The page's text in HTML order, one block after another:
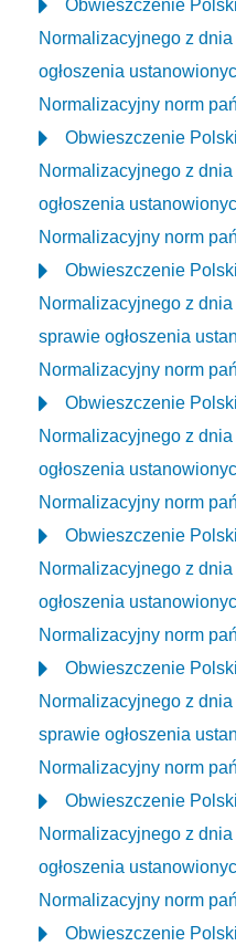
Obwieszczenie
Normalizacyjnego z
ogłoszenia
Normalizacyjny norm
Obwieszczenie
Normalizacyjnego z
ogłoszenia
Normalizacyjny norm
Obwieszczenie
Normalizacyjnego z
sprawie ogłoszenia
Normalizacyjny norm
Obwieszczenie
Normalizacyjnego z
ogłoszenia
Normalizacyjny norm
Obwieszczenie
Normalizacyjnego z
ogłoszenia
Normalizacyjny norm
Obwieszczenie
Normalizacyjnego z
sprawie ogłoszenia
Normalizacyjny norm
Obwieszczenie
Normalizacyjnego z
ogłoszenia
Normalizacyjny norm
Obwieszczenie